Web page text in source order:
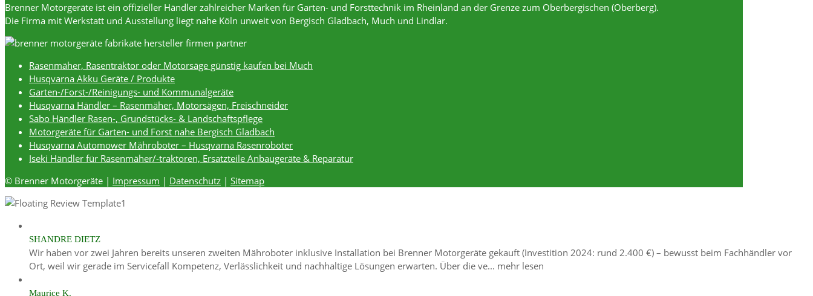
Brenner Motorgeräte ist ein offizieller Händler zahlreicher Marken für Garten- und Forsttechnik im Rheinland an der Grenze zum Oberbergischen (Oberberg).
Die Firma mit Werkstatt und Ausstellung liegt nahe Köln unweit von Bergisch Gladbach, Much und Lindlar.
Rasenmäher, Rasentraktor oder Motorsäge günstig kaufen bei Much
Husqvarna Akku Geräte / Produkte
Garten-/Forst-/Reinigungs- und Kommunalgeräte
Husqvarna Händler – Rasenmäher, Motorsägen, Freischneider
Sabo Händler Rasen-, Grundstücks- & Landschaftspflege
Motorgeräte für Garten- und Forst nahe Bergisch Gladbach
Husqvarna Automower Mähroboter – Husqvarna Rasenroboter
Iseki Händler für Rasenmäher/-traktoren, Ersatzteile Anbaugeräte & Reparatur
© Brenner Motorgeräte | Impressum | Datenschutz | Sitemap
SHANDRE DIETZ
Wir haben vor zwei Jahren bereits unseren zweiten Mähroboter inklusive Installation bei Brenner Motorgeräte gekauft (Investition 2024: rund 2.400 €) – bewusst beim Fachhändler vor
Ort, weil wir gerade im Servicefall Kompetenz, Verlässlichkeit und nachhaltige Lösungen erwarten. Über die ve... mehr lesen
Maurice K.